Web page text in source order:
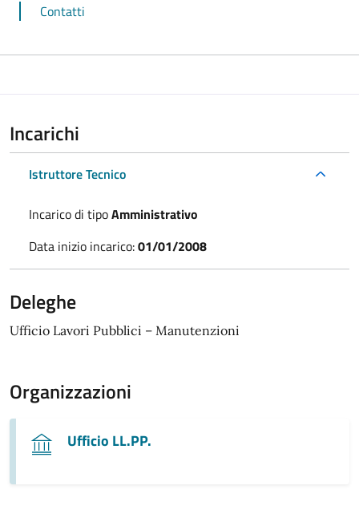
Contatti
Incarichi
Istruttore Tecnico
Incarico di tipoAmministrativo
Data inizio incarico:01/01/2008
Deleghe
Ufficio Lavori Pubblici – Manutenzioni
Organizzazioni
Ufficio LL.PP.